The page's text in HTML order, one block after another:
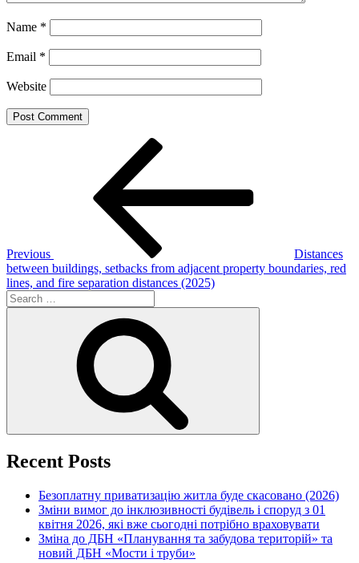
Name *
Email *
Website
Previous
Distances
between buildings, setbacks from adjacent property boundaries, red
lines, and fire separation distances (2025)
Search
for:
Recent Posts
Безоплатну приватизацію житла буде скасовано (2026)
Зміни вимог до інклюзивності будівель і споруд з 01
квітня 2026, які вже сьогодні потрібно враховувати
Зміна до ДБН «Планування та забудова територій» та
новий ДБН «Мости і труби»